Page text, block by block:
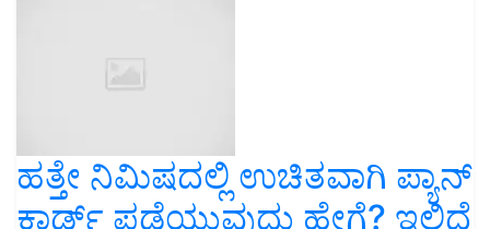
ಹತ್ತೇ ನಿಮಿಷದಲ್ಲಿ ಉಚಿತವಾಗಿ ಪ್ಯಾನ್
ಕಾರ್ಡ್ ಪಡೆಯುವುದು ಹೇಗೆ? ಇಲ್ಲಿದೆ